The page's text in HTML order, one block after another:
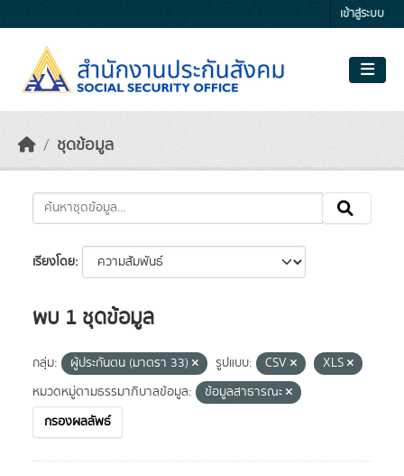
เข้าสู่ระบบ
ชุดข้อมูล
เรียงโดย
พบ 1 ชุดข้อมูล
กลุ่ม: ผู้ประกันตน (มาตรา 33) รูปแบบ: CSV
XLS
หมวดหมู่ตามธรรมาภิบาลข้อมูล:
ข้อมูลสาธารณะ
กรองผลลัพธ์